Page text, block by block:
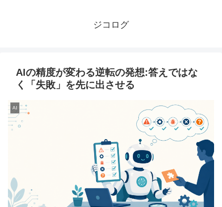
ジコログ
AIの精度が変わる逆転の発想:答えではな
く「失敗」を先に出させる
AI